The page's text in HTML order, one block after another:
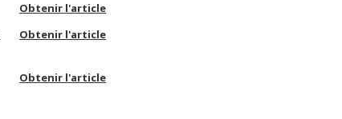
Obtenir l'article
Obtenir l'article
Obtenir l'article